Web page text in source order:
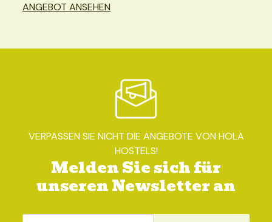
ANGEBOT ANSEHEN
VERPASSEN SIE NICHT DIE ANGEBOTE VON HOLA
HOSTELS!
Melden Sie sich für
unseren Newsletter an